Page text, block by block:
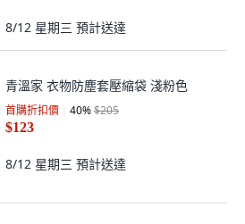
8/12 星期三 預計送達
青溫家 衣物防塵套壓縮袋 淺粉色
首購折扣價 40%$205
$123
8/12 星期三 預計送達